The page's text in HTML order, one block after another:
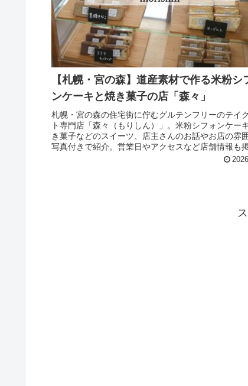
【札幌・宮の森】道産素材で作る米粉シ
ンケーキと焼き菓子の店「森々」
札幌・宮の森の住宅街に佇むグルテンフリーのテイ
ト専門店「森々（もりしん）」。米粉シフォンケー
き菓子などのスイーツ、店主さんのお話やお店の雰
写真付きで紹介。営業日やアクセスなど店舗情報も掲